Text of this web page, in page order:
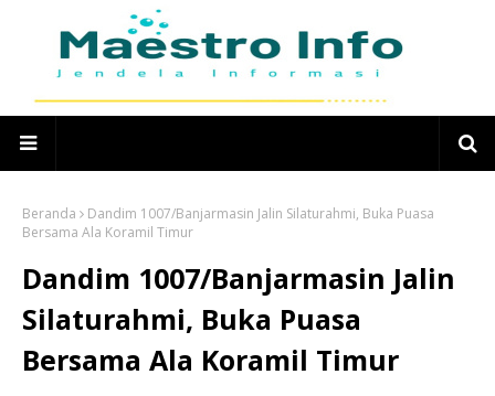
Beranda
Dandim 1007/Banjarmasin Jalin Silaturahmi, Buka Puasa
Bersama Ala Koramil Timur
Dandim 1007/Banjarmasin Jalin
Silaturahmi, Buka Puasa
Bersama Ala Koramil Timur